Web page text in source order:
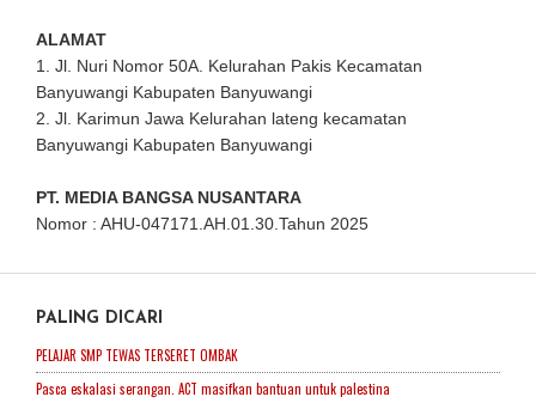
ALAMAT
1. Jl. Nuri Nomor 50A. Kelurahan Pakis Kecamatan
Banyuwangi Kabupaten Banyuwangi
2. Jl. Karimun Jawa Kelurahan lateng kecamatan
Banyuwangi Kabupaten Banyuwangi
PT. MEDIA BANGSA NUSANTARA
Nomor : AHU-047171.AH.01.30.Tahun 2025
PALING DICARI
PELAJAR SMP TEWAS TERSERET OMBAK
Pasca eskalasi serangan. ACT masifkan bantuan untuk palestina